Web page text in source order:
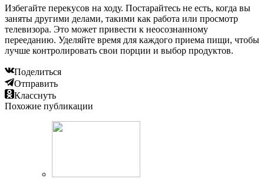
Избегайте перекусов на ходу. Постарайтесь не есть, когда вы
заняты другими делами, такими как работа или просмотр
телевизора. Это может привести к неосознанному
перееданию. Уделяйте время для каждого приема пищи, чтобы
лучше контролировать свои порции и выбор продуктов.
Поделиться
Отправить
Класснуть
Похожие публикации